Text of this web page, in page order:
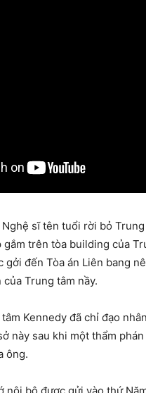
Nghệ sĩ tên tuổi rời bỏ
trên tòa building của
gởi đến Tòa án Liên bang
Trung tâm nầy.
Kennedy đã chỉ đạo
này sau khi một thẩm
ông.
nội bộ được gửi vào thứ